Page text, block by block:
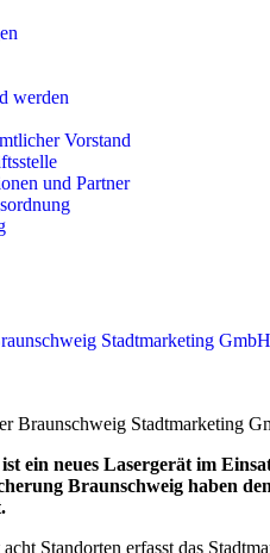
werden
Vorstand
und Partner
Stadtmarketing GmbH
Braunschweig Stadtmarketing
ein neues Lasergerät im
Braunschweig haben
Standorten erfasst das